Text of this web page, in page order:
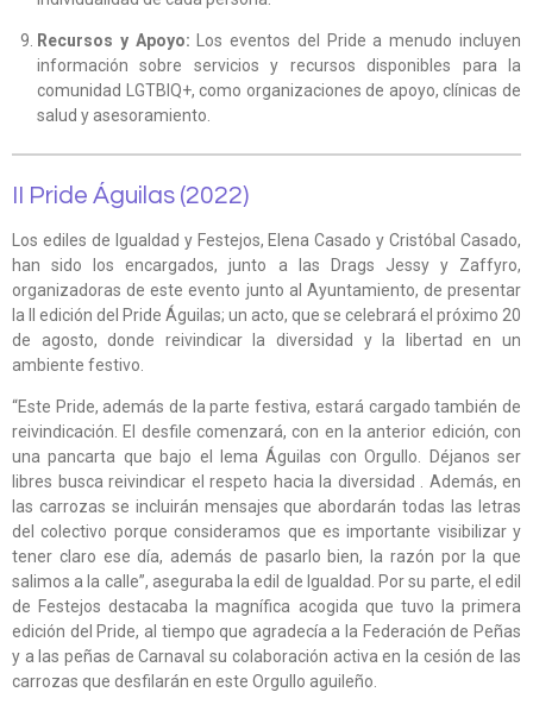
Recursos y Apoyo: Los eventos del Pride a menudo incluyen
información sobre servicios y recursos disponibles para la
comunidad LGTBIQ+, como organizaciones de apoyo, clínicas de
salud y asesoramiento.
II Pride Águilas (2022)
Los ediles de Igualdad y Festejos, Elena Casado y Cristóbal Casado,
han sido los encargados, junto a las Drags Jessy y Zaffyro,
organizadoras de este evento junto al Ayuntamiento, de presentar
la II edición del Pride Águilas; un acto, que se celebrará el próximo 20
de agosto, donde reivindicar la diversidad y la libertad en un
ambiente festivo.
“Este Pride, además de la parte festiva, estará cargado también de
reivindicación. El desfile comenzará, con en la anterior edición, con
una pancarta que bajo el lema Águilas con Orgullo. Déjanos ser
libres busca reivindicar el respeto hacia la diversidad . Además, en
las carrozas se incluirán mensajes que abordarán todas las letras
del colectivo porque consideramos que es importante visibilizar y
tener claro ese día, además de pasarlo bien, la razón por la que
salimos a la calle”, aseguraba la edil de Igualdad. Por su parte, el edil
de Festejos destacaba la magnífica acogida que tuvo la primera
edición del Pride, al tiempo que agradecía a la Federación de Peñas
y a las peñas de Carnaval su colaboración activa en la cesión de las
carrozas que desfilarán en este Orgullo aguileño.